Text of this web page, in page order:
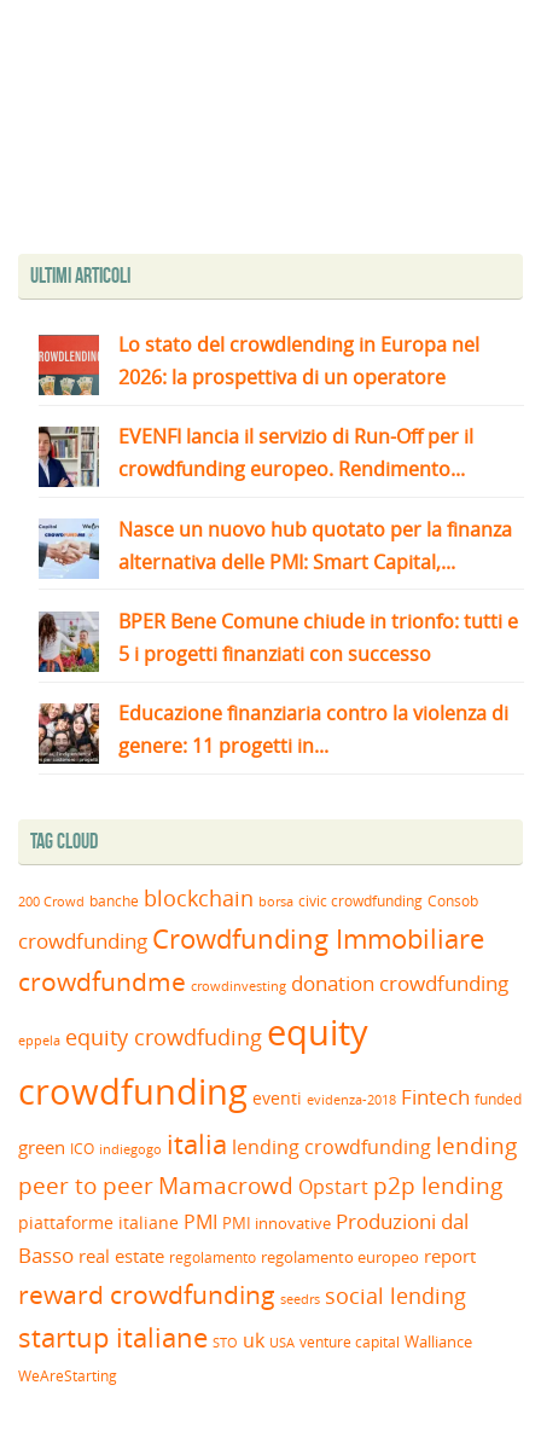
Ultimi articoli
Lo stato del crowdlending in Europa nel
2026: la prospettiva di un operatore
EVENFI lancia il servizio di Run-Off per il
crowdfunding europeo. Rendimento...
Nasce un nuovo hub quotato per la finanza
alternativa delle PMI: Smart Capital,...
BPER Bene Comune chiude in trionfo: tutti e
5 i progetti finanziati con successo
Educazione finanziaria contro la violenza di
genere: 11 progetti in...
Tag Cloud
200 Crowd banche blockchain borsa civic crowdfunding Consob
crowdfunding Crowdfunding Immobiliare
crowdfundme crowdinvesting donation crowdfunding
eppela equity crowdfuding equity
crowdfunding eventi evidenza-2018 Fintech funded
green ICO indiegogo italia lending crowdfunding lending
peer to peerMamacrowd Opstart p2p lending
piattaforme italiane PMI PMI innovative Produzioni dal
Basso real estate regolamento regolamento europeo report
reward crowdfunding seedrs social lending
startup italiane STO uk USA venture capital Walliance
WeAreStarting